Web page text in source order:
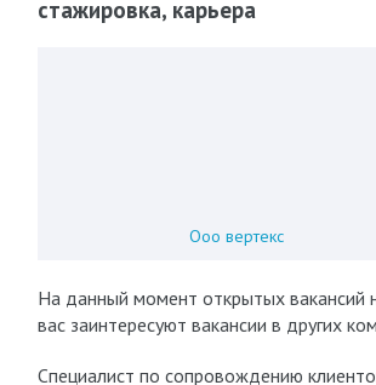
стажировка, карьера
Ооо вертекс
На данный момент открытых вакансий
вас заинтересуют вакансии в других
Специалист по сопровождению